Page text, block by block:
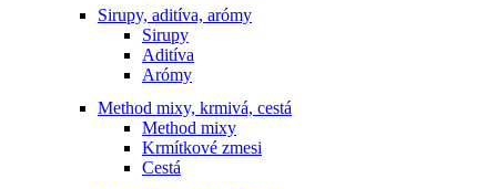
Sirupy, aditíva, arómy
Sirupy
Aditíva
Arómy
Method mixy, krmivá, cestá
Method mixy
Krmítkové zmesi
Cestá